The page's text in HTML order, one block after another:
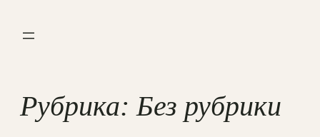
Рубрика:Без рубрики